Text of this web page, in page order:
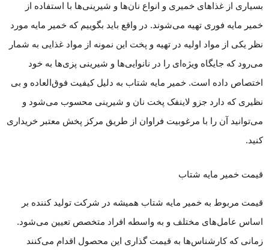
بسیاری از غذاهای خمیری و انواع نان‌ها و شیرینی‌ها با استفاده از
خمیر مایه فوری تهیه می‌شوند. در واقع باید بگوییم که خمیر مایه مورد
نظر یکی از مواد اولیه در تهیه و پخت این نمونه از مواد غذایی به شمار
می‌رود که جایگاه ویژه‌ای را در نانوایی‌ها و شیرینی پزی‌ها به خود
اختصاص داده است. خمیر مایه شتاب به دلیل کیفیت فوق‌العاده و بی
نظیری که دارد جزو لاینفک پخت نان و شیرینی محسوب می‌شود و
می‌توانید آن را با مرغوبیت فراوان از طریق مرکز پخش معتبر خریداری
کنید.
قیمت خمیر مایه شتاب
قیمت مربوط به خمیر مایه شتاب همیشه در شرکت تولید کننده بر
اساس عامل‌های مختلف و به واسطه افراد متخصص تعیین می‌شود.
زمانی که کارشناس‌ها به قیمت گذاری این محصول اقدام می‌کنند